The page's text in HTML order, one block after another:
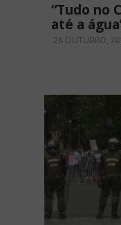
“Tudo no
até a
28 OUTUBRO,